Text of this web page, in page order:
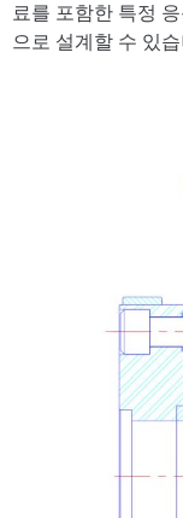
료를 포함한 특정
으로 설계할 수 있